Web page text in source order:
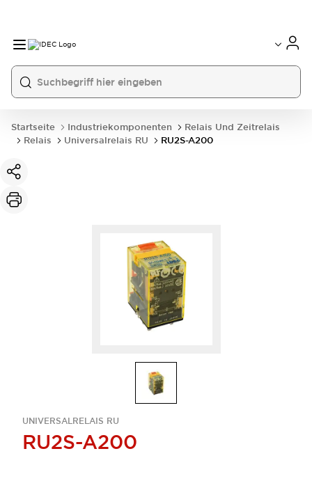
Startseite Industriekomponenten
Relais Und Zeitrelais
Relais
Universalrelais RU RU2S-A200
UNIVERSALRELAIS RU
RU2S-A200